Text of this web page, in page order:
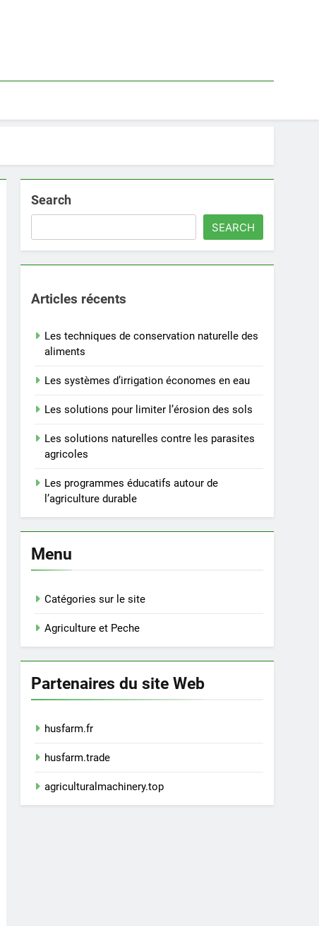
Search
SEARCH
Articles récents
Les techniques de conservation naturelle des
aliments
Les systèmes d’irrigation économes en eau
Les solutions pour limiter l’érosion des sols
Les solutions naturelles contre les parasites
agricoles
Les programmes éducatifs autour de
l’agriculture durable
Menu
Catégories sur le site
Agriculture et Peche
Partenaires du site Web
husfarm.fr
husfarm.trade
agriculturalmachinery.top